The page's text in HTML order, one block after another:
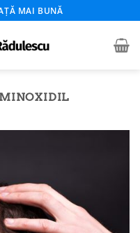
MAI BUNĂ
MINOXIDIL